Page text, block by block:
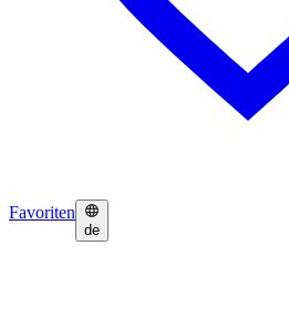
Favoriten
de